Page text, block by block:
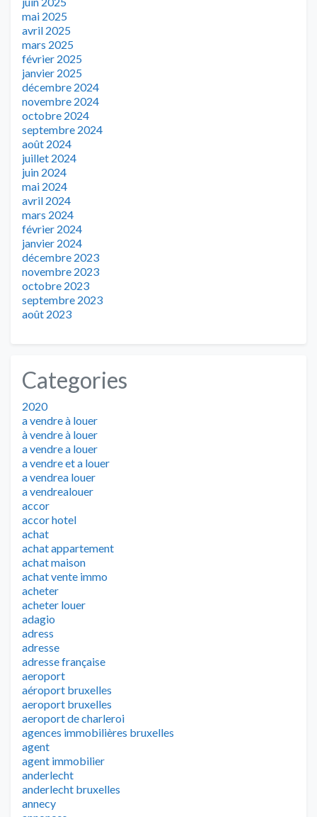
mai 2025
avril 2025
mars 2025
février 2025
janvier 2025
décembre 2024
novembre 2024
octobre 2024
septembre 2024
août 2024
juillet 2024
juin 2024
mai 2024
avril 2024
mars 2024
février 2024
janvier 2024
décembre 2023
novembre 2023
octobre 2023
septembre 2023
août 2023
Categories
2020
a vendre à louer
à vendre à louer
a vendre a louer
a vendre et a louer
a vendrea louer
a vendrealouer
accor
accor hotel
achat
achat appartement
achat maison
achat vente immo
acheter
acheter louer
adagio
adress
adresse
adresse française
aeroport
aéroport bruxelles
aeroport bruxelles
aeroport de charleroi
agences immobilières bruxelles
agent
agent immobilier
anderlecht
anderlecht bruxelles
annecy